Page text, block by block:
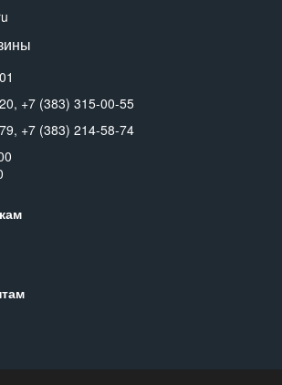
+7 (383) 315-00-55
+7 (383) 214-58-74